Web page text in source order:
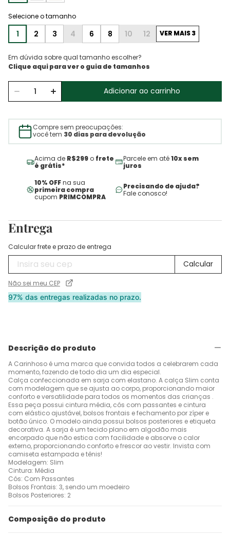
1 2 3 4 6 8 10 12 VER MAIS 3
Em dúvida sobre qual tamanho escolher?
Adicionar ao carrinho
Compre sem preocupações:
você tem 30 dias para devolução
Acima de R$299 o frete
é grátis*
Parcele em até10x sem
juros
10% OFFna sua
primeira compra
cupom PRIMCOMPRA
Precisando de ajuda?
Fale conosco!
Entrega
Calcular frete e prazo de entrega
Não sei meu CEP
97% das entregas realizadas no prazo.
Descrição do produto
A Carinhoso é uma marca que convida todos a celebrarem cada
momento, fazendo de todo dia um dia especial.
Calça confeccionada em sarja com elastano. A calça Slim conta
com modelagem que se ajusta ao corpo, proporcionando maior
conforto e versatilidade para todos os momentos das crianças .
Essa peça possui cintura média, cós com passantes e cintura
com elástico ajustável, bolsos frontais e fechamento por zíper e
botão único. O modelo ainda possui bolsos posteriores e etiqueta
decorativa. A sarja é um tecido plano em algodão mais
encorpado que não estica com facilidade e absorve o calor
externo, proporcionando conforto e frescor ao vestir. Invista com
camiseta estampada e tênis!
Modelagem: Slim
Cintura: Média
Cós: Com Passantes
Bolsos Frontais: 3, sendo um moedeiro
Bolsos Posteriores: 2
Composição do produto